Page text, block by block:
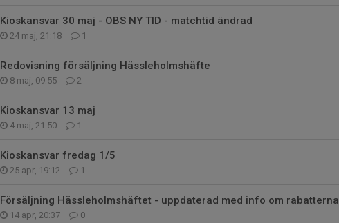
Kioskansvar 30 maj - OBS NY TID - matchtid ändrad
24 maj, 21:18 1
Redovisning försäljning Hässleholmshäfte
8 maj, 09:55 2
Kioskansvar 13 maj
4 maj, 21:50 1
Kioskansvar fredag 1/5
25 apr, 19:12 1
Försäljning Hässleholmshäftet - uppdaterad med info om rabatterna
14 apr, 20:37 0